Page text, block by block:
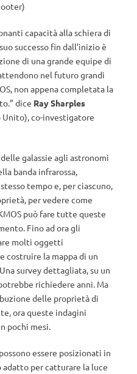
capacità alla schiera di
successo fin dall’inizio è
di una grande equipe di
nel futuro grandi
non appena completata la
dice Ray Sharples
Unito), co-investigatore
galassie agli astronomi
banda infrarossa,
tempo e, per ciascuno,
per vedere come
può fare tutte queste
Fino ad ora gli
molti oggetti
costruire la mappa di un
survey dettagliata, su un
richiedere anni. Ma
delle proprietà di
ora queste indagini
pochi mesi.
essere posizionati in
per catturare la luce